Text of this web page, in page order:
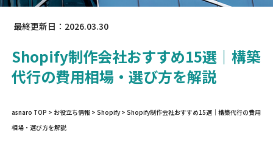
最終更新日：2026.03.30
Shopify制作会社おすすめ15選｜構築
代行の費用相場・選び方を解説
asnaro TOP > お役立ち情報> Shopify> Shopify制作会社おすすめ15選｜構築代行の費用
相場・選び方を解説